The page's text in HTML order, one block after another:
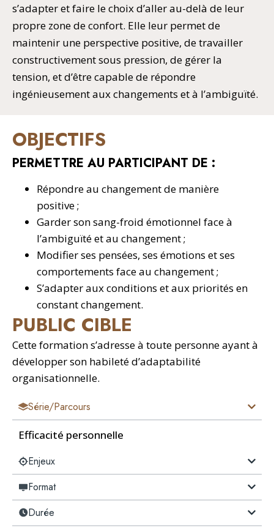
s’adapter et faire le choix d’aller au-delà de leur
propre zone de confort. Elle leur permet de
maintenir une perspective positive, de travailler
constructivement sous pression, de gérer la
tension, et d’être capable de répondre
ingénieusement aux changements et à l’ambiguïté.
OBJECTIFS
PERMETTRE AU PARTICIPANT DE :
Répondre au changement de manière
positive ;
Garder son sang-froid émotionnel face à
l’ambiguïté et au changement ;
Modifier ses pensées, ses émotions et ses
comportements face au changement ;
S’adapter aux conditions et aux priorités en
constant changement.
PUBLIC CIBLE
Cette formation s’adresse à toute personne ayant à
développer son habileté d’adaptabilité
organisationnelle.
Série/Parcours
Efficacité personnelle
Enjeux
Format
Durée